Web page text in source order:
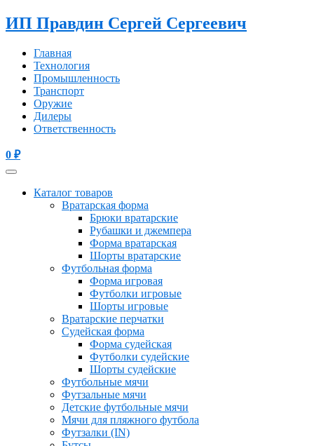
ИП Правдин Сергей Сергеевич
Главная
Технология
Промышленность
Транспорт
Оружие
Дилеры
Ответственность
0 ₽
Каталог товаров
Вратарская форма
Брюки вратарские
Рубашки и джемпера
Форма вратарская
Шорты вратарские
Футбольная форма
Форма игровая
Футболки игровые
Шорты игровые
Вратарские перчатки
Судейская форма
Форма судейская
Футболки судейские
Шорты судейские
Футбольные мячи
Футзальные мячи
Детские футбольные мячи
Мячи для пляжного футбола
Футзалки (IN)